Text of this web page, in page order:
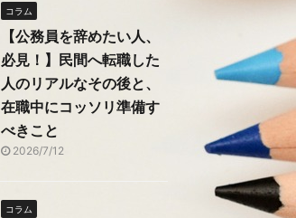
コラム
【公務員を辞めたい人、
必見！】民間へ転職した
人のリアルなその後と、
在職中にコッソリ準備す
べきこと
2026/7/12
コラム